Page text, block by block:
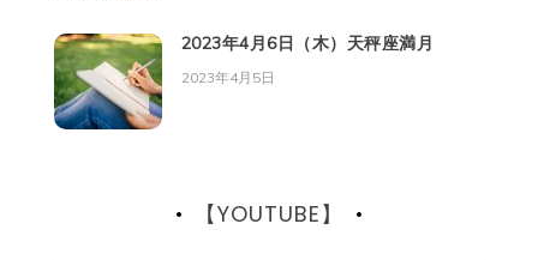
2023年4月6日（木）天秤座満月
2023年4月5日
【YOUTUBE】